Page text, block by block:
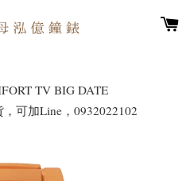
TV BIG DATE
可加Line，0932022102